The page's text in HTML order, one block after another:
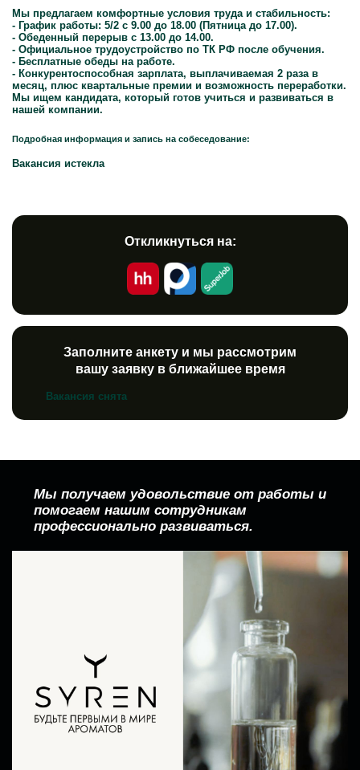
Мы предлагаем комфортные условия труда и стабильность:
- График работы: 5/2 с 9.00 до 18.00 (Пятница до 17.00).
- Обеденный перерыв с 13.00 до 14.00.
- Официальное трудоустройство по ТК РФ после обучения.
- Бесплатные обеды на работе.
- Конкурентоспособная зарплата, выплачиваемая 2 раза в
месяц, плюс квартальные премии и возможность переработки.
Мы ищем кандидата, который готов учиться и развиваться в
нашей компании.
Подробная информация и запись на собеседование:
Вакансия истекла
Откликнуться на:
Заполните анкету и мы рассмотрим
вашу заявку в ближайшее время
Вакансия снята
Мы получаем удовольствие от работы и
помогаем нашим сотрудникам
профессионально развиваться.